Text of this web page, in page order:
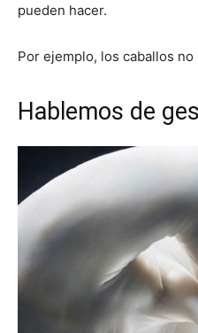
pueden hacer.
Por ejemplo, los caballos
Hablemos de